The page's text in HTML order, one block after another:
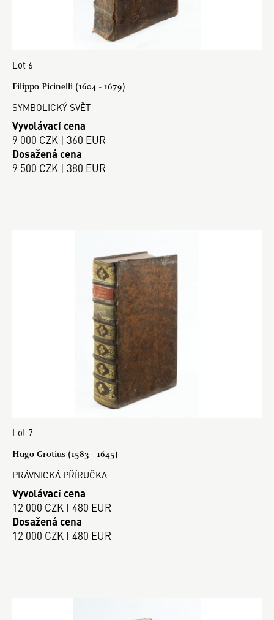
Lot 6
Filippo Picinelli (1604 - 1679)
SYMBOLICKÝ SVĚT
Vyvolávací cena
9 000 CZK | 360 EUR
Dosažená cena
9 500 CZK | 380 EUR
Lot 7
Hugo Grotius (1583 - 1645)
PRÁVNICKÁ PŘÍRUČKA
Vyvolávací cena
12 000 CZK | 480 EUR
Dosažená cena
12 000 CZK | 480 EUR